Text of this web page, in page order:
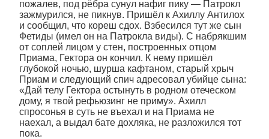
пожалев, под рёбра сунул нафиг пику — Патрокл
зажмурился, не пикнув. Пришёл к Ахиллу Антилох
и сообщил, что кореш сдох. Взбесился тут же сын
Фетиды (имел он на Патрокла виды). С набрякшим
от соплей лицом у стен, построенных отцом
Приама, Гектора он кончил. К нему пришёл
глубокой ночью, шурша кафтаном, старый хрыч
Приам и следующий спич адресовал убийце сына:
«Дай телу Гектора остынуть в родном отеческом
дому, я твой рефьюзинг не приму». Ахилл
спросонья в суть не въехал и на Приама не
наехал, а выдал бате дохляка, не разложился тот
пока.